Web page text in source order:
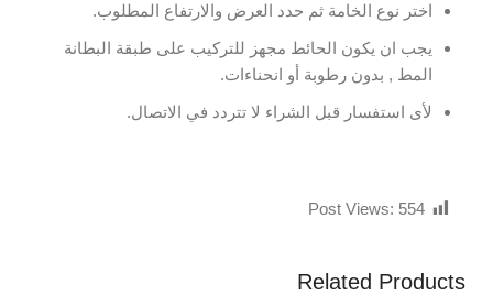
اختر نوع الخامة ثم حدد العرض والارتفاع المطلوب.
يجب ان يكون الحائط مجهز للتركيب على طبقة البطانة
المط , بدون رطوبة أو انحناءات.
لأى استفسار قبل الشراء لا تتردد في الاتصال.
Post Views: 554
Related Products